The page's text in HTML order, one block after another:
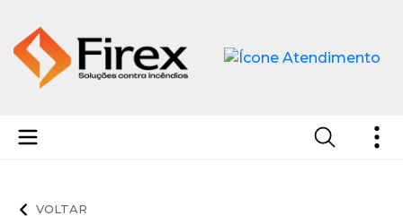
Abrigos para Extintor em Fibra de Vidro